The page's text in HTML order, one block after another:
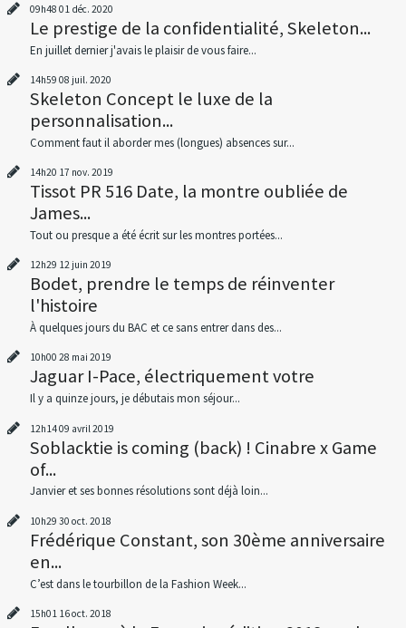
09h48 01 déc. 2020
Le prestige de la confidentialité, Skeleton...
En juillet dernier j'avais le plaisir de vous faire...
14h59 08 juil. 2020
Skeleton Concept le luxe de la
personnalisation...
Comment faut il aborder mes (longues) absences sur...
14h20 17 nov. 2019
Tissot PR 516 Date, la montre oubliée de
James...
Tout ou presque a été écrit sur les montres portées...
12h29 12 juin 2019
Bodet, prendre le temps de réinventer
l'histoire
À quelques jours du BAC et ce sans entrer dans des...
10h00 28 mai 2019
Jaguar I-Pace, électriquement votre
Il y a quinze jours, je débutais mon séjour...
12h1409 avril 2019
Soblacktie is coming (back) ! Cinabre x Game
of...
Janvier et ses bonnes résolutions sont déjà loin...
10h29 30 oct. 2018
Frédérique Constant, son 30ème anniversaire
en...
C’est dans le tourbillon de la Fashion Week...
15h01 16oct. 2018